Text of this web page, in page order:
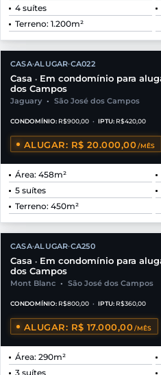
4 suítes
Terreno: 1.200m²
CASA•ALUGAR•CA022
Casa • Em condomínio para
dos Campos
Jaguary • São José dos Campos
CONDOMÍNIO: R$900,00 • IPTU: R$420,00
ALUGAR: R$ 20.000,00 /MÊS
Área: 458m²
5 suítes
Terreno: 450m²
CASA•ALUGAR•CA250
Casa • Em condomínio para
dos Campos
Mont Blanc • São José dos Campos
CONDOMÍNIO: R$800,00 • IPTU: R$360,00
ALUGAR: R$ 17.000,00 /MÊS
Área: 290m²
3 suítes